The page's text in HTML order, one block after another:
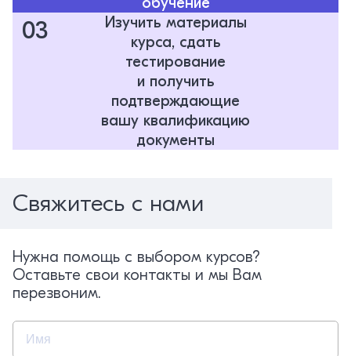
03
Изучить материалы
курса, сдать
тестирование
и получить
подтверждающие
вашу квалификацию
документы
Свяжитесь с нами
Нужна помощь с выбором курсов?
Оставьте свои контакты и мы Вам
перезвоним.